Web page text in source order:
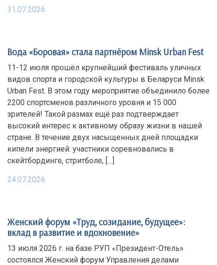
31.07.2026
Вода «Боровая» стала партнёром Minsk Urban Fest
11-12 июля прошёл крупнейший фестиваль уличных
видов спорта и городской культуры в Беларуси Minsk
Urban Fest. В этом году мероприятие объединило более
2200 спортсменов различного уровня и 15 000
зрителей! Такой размах ещё раз подтверждает
высокий интерес к активному образу жизни в нашей
стране. В течение двух насыщенных дней площадки
кипели энергией: участники соревновались в
скейтбординге, стритболе, […]
24.07.2026
Женский форум «Труд, созидание, будущее»:
вклад в развитие и вдохновение»
13 июля 2026 г. на базе РУП «Президент-Отель»
состоялся Женский форум Управления делами